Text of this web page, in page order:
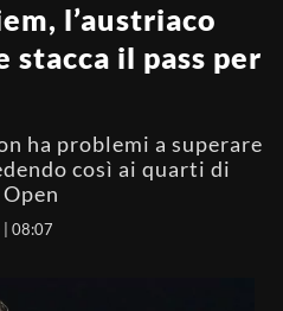
l’austriaco
il pass per
ha problemi a superare
così ai quarti di
| 08:07